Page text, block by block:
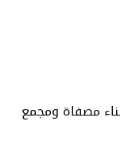
مصفاة ومجمع